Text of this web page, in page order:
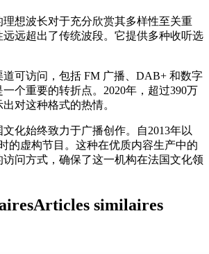
想波长对于充分欣赏其多样性至关重
远超出了传统波段。它提供多种收听选
可访问，包括 FM 广播、DAB+ 和数字
个重要的转折点。2020年，超过390万
对这种格式的热情。
化始终致力于广播创作。自2013年以
的虚构节目。这种在优质内容生产中的
问方式，确保了这一机构在法国文化领
Articles similaires